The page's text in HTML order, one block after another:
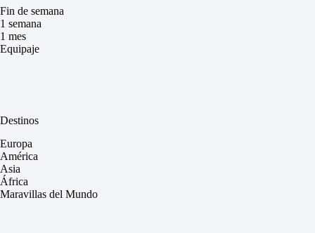
Fin de semana
1 semana
1 mes
Equipaje
Destinos
Europa
América
Asia
África
Maravillas del Mundo